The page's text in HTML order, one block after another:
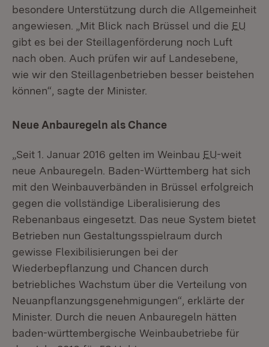
besondere Unterstützung durch die Allgemeinheit
angewiesen. „Mit Blick nach Brüssel und die EU
gibt es bei der Steillagenförderung noch Luft
nach oben. Auch prüfen wir auf Landesebene,
wie wir den Steillagenbetrieben besser beistehen
können“, sagte der Minister.
Neue Anbauregeln als Chance
„Seit 1. Januar 2016 gelten im Weinbau EU-weit
neue Anbauregeln. Baden-Württemberg hat sich
mit den Weinbauverbänden in Brüssel erfolgreich
gegen die vollständige Liberalisierung des
Rebenanbaus eingesetzt. Das neue System bietet
Betrieben nun Gestaltungsspielraum durch
gewisse Flexibilisierungen bei der
Wiederbepflanzung und Chancen durch
betriebliches Wachstum über die Verteilung von
Neuanpflanzungsgenehmigungen“, erklärte der
Minister. Durch die neuen Anbauregeln hätten
baden-württembergische Weinbaubetriebe für